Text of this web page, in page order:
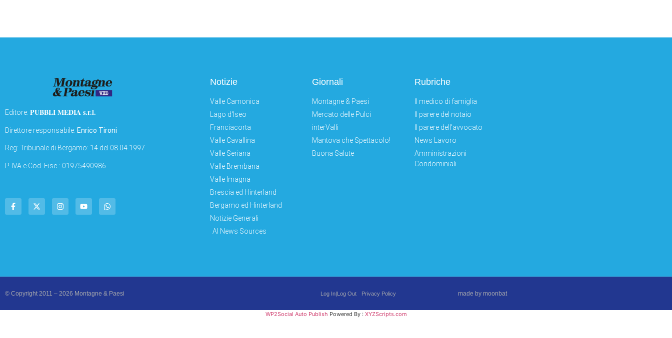
Editore: PUBBLI MEDIA s.r.l.
Direttore responsabile: Enrico Tironi
Reg: Tribunale di Bergamo: 14 del 08.04.1997
P. IVA e Cod. Fisc.: 01975490986
Notizie
Valle Camonica
Lago d'Iseo
Franciacorta
Valle Cavallina
Valle Seriana
Valle Brembana
Valle Imagna
Brescia ed Hinterland
Bergamo ed Hinterland
Notizie Generali
AI News Sources
Giornali
Montagne & Paesi
Mercato delle Pulci
interValli
Mantova che Spettacolo!
Buona Salute
Rubriche
Il medico di famiglia
Il parere del notaio
Il parere dell'avvocato
News Lavoro
Amministrazioni
Condominiali
© Copyright 2011 – 2026 Montagne & Paesi Log In|Log Out Privacy Policy made by moonbat
WP2Social Auto Publish Powered By : XYZScripts.com